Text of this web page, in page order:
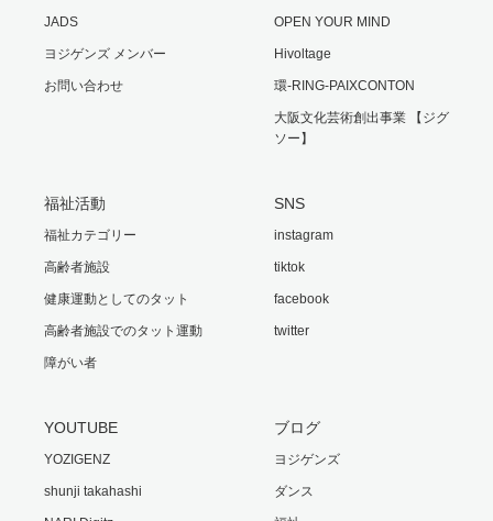
JADS
ヨジゲンズ メンバー
お問い合わせ
OPEN YOUR MIND
Hivoltage
環-RING-PAIXCONTON
大阪文化芸術創出事業 【ジグ
ソー】
福祉活動
福祉カテゴリー
高齢者施設
健康運動としてのタット
高齢者施設でのタット運動
障がい者
SNS
instagram
tiktok
facebook
twitter
YOUTUBE
YOZIGENZ
shunji takahashi
ブログ
ヨジゲンズ
ダンス